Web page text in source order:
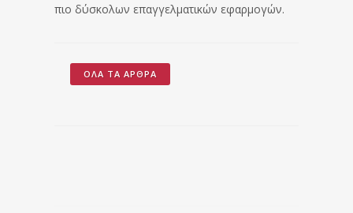
πιο δύσκολων επαγγελματικών εφαρμογών.
ΌΛΑ ΤΑ ΆΡΘΡΑ